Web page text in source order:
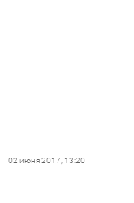
02 июня 2017, 13:20